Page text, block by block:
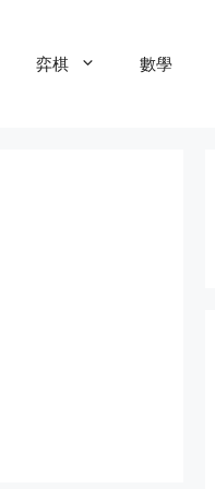
弈棋 數學